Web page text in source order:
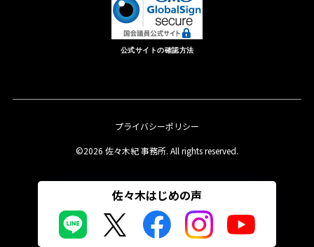
佐々木はじめの声
公式サイトの確認方法
プライバシーポリシー
©2026 佐々木紀 事務所. All rights reserved.